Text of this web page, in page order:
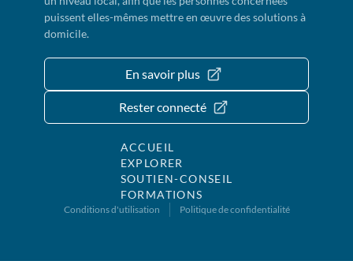
puissent elles-mêmes mettre en œuvre des solutions à
domicile.
En savoir plus
Rester connecté
ACCUEIL
EXPLORER
SOUTIEN-CONSEIL
FORMATIONS
Conditions d'utilisation Politique de confidentialité